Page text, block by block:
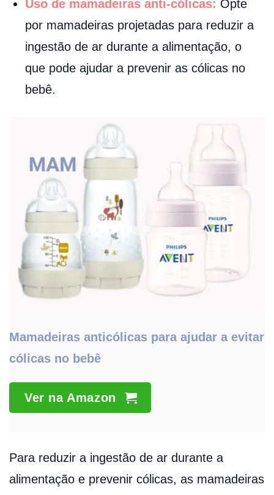
Uso de mamadeiras anti-cólicas: Opte
por mamadeiras projetadas para reduzir a
ingestão de ar durante a alimentação, o
que pode ajudar a prevenir as cólicas no
bebê.
Mamadeiras anticólicas para ajudar a evitar
cólicas no bebê
Ver na Amazon
Para reduzir a ingestão de ar durante a
alimentação e prevenir cólicas, as mamadeiras